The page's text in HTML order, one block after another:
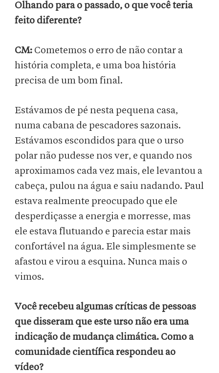
Olhando para o passado, o que você teria
feito diferente?
CM: Cometemos o erro de não contar a
história completa, e uma boa história
precisa de um bom final.
Estávamos de pé nesta pequena casa,
numa cabana de pescadores sazonais.
Estávamos escondidos para que o urso
polar não pudesse nos ver, e quando nos
aproximamos cada vez mais, ele levantou a
cabeça, pulou na água e saiu nadando. Paul
estava realmente preocupado que ele
desperdiçasse a energia e morresse, mas
ele estava flutuando e parecia estar mais
confortável na água. Ele simplesmente se
afastou e virou a esquina. Nunca mais o
vimos.
Você recebeu algumas críticas de pessoas
que disseram que este urso não era uma
indicação de mudança climática. Como a
comunidade científica respondeu ao
vídeo?